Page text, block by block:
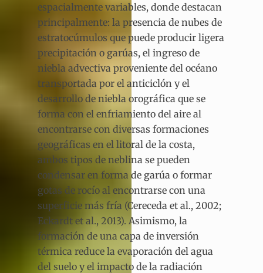
espacialmente variables, donde destacan
principalmente: la presencia de nubes de
estratocúmulos que puede producir ligera
precipitación o garúas, el ingreso de
niebla advectiva proveniente del océano
transportada por el anticiclón y el
desarrollo de niebla orográfica que se
forma con el enfriamiento del aire al
encontrarse con diversas formaciones
geográficas en el litoral de la costa,
ambos tipos de neblina se pueden
condensar en forma de garúa o formar
gotas de rocío al encontrarse con una
superficie más fría (Cereceda et al., 2002;
Eckardt et al., 2013). Asimismo, la
formación de una capa de inversión
térmica reduce la evaporación del agua
del suelo y el impacto de la radiación